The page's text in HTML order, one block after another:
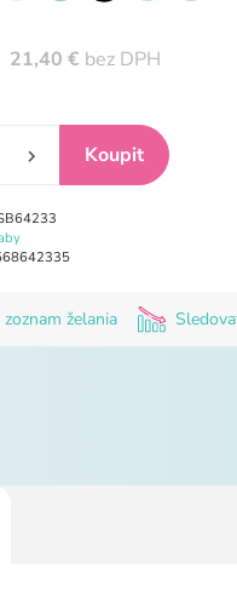
21,40 € bez DPH
želania